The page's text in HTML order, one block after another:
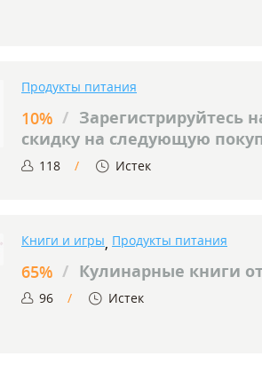
Продукты питания
10% / Зарегистрируйтесь
скидку на следующую
118 Истек
Книги и игры, Продукты питания
65% / Кулинарные книги
96
Истек